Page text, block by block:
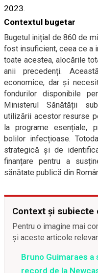
2023.
Contextul bugetar
Bugetul inițial de 860 de
fost insuficient, ceea ce a
toate acestea, alocările
anii precedenți.
economice, dar și
fondurilor disponibile
Ministerul Sănătății
utilizării acestor resurse
la programe esențiale,
bolilor infecțioase.
strategică și de
finanțare pentru a
sănătate publică din
Context și subiecte
Pentru o imagine mai
și aceste articole
Bruno Guimaraes
record de la